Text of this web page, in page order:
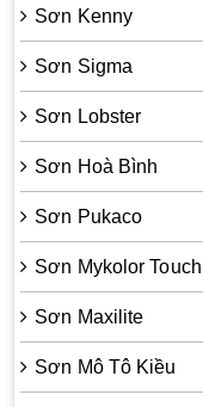
Sơn Kenny
Sơn Sigma
Sơn Lobster
Sơn Hoà Bình
Sơn Pukaco
Sơn Mykolor Touch
Sơn Maxilite
Sơn Mô Tô Kiều